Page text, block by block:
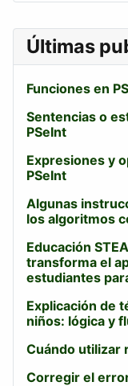
Últimas
Funciones en
Sentencias o
PSeInt
Expresiones y
PSeInt
Algunas
los algoritmos
Educación
transforma el
estudiantes
Explicación de
niños: lógica y
Cuándo utilizar
Corregir el